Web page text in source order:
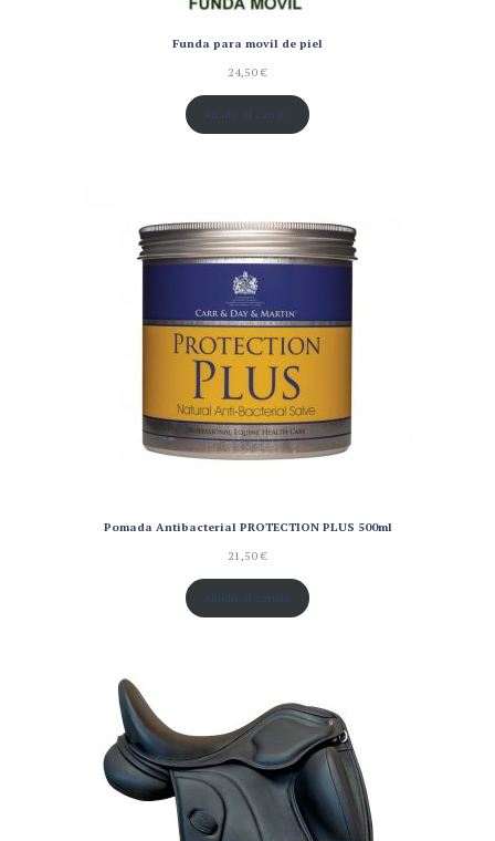
Funda para movil de piel
24,50€
Añadir al carrito
Pomada Antibacterial PROTECTION PLUS 500ml
21,50€
Añadir al carrito